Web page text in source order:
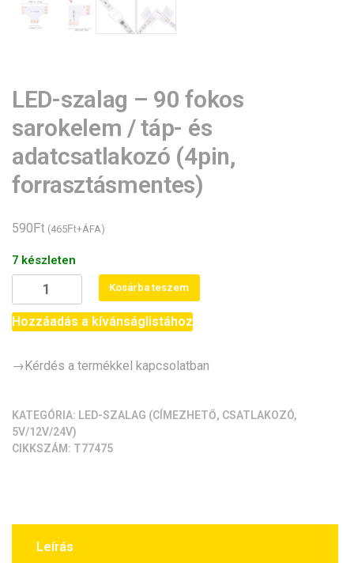
LED-szalag – 90 fokos
sarokelem / táp- és
adatcsatlakozó (4pin,
forrasztásmentes)
590Ft (465Ft+ÁFA)
7 készleten
szalag
-
fokos
táp-
és
adatcsatlakozó
Kosárba teszem
Hozzáadás a kívánságlistához
→Kérdés a termékkel kapcsolatban
KATEGÓRIA: LED-SZALAG (CÍMEZHETŐ, CSATLAKOZÓ,
5V/12V/24V)
CIKKSZÁM: T77475
Leírás